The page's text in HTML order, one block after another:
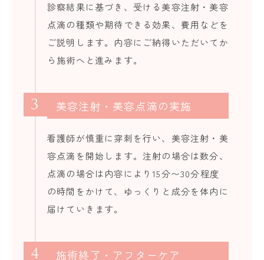
診察結果に基づき、受ける美容注射・美容
点滴の種類や期待できる効果、費用などを
ご説明します。内容にご納得いただいてか
ら施術へと進みます。
3 美容注射・美容点滴の実施
看護師が慎重に穿刺を行い、美容注射・美
容点滴を開始します。注射の場合は数分、
点滴の場合は内容により15分〜30分程度
の時間をかけて、ゆっくりと成分を体内に
届けていきます。
4 施術終了・アフターケア